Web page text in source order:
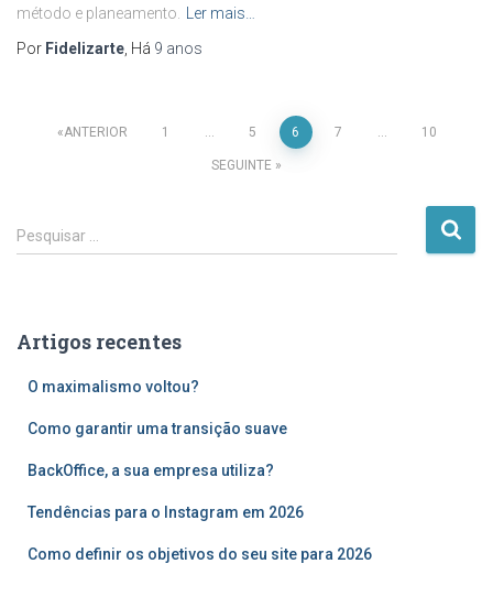
método e planeamento. Ler mais…
Por Fidelizarte, Há 9 anos
Paginação
conteúdos
ANTERIOR 1 … 5 6 7 … 10
SEGUINTE
P
e
i
Pesquisar …
Artigos recentes
O maximalismo voltou?
Como garantir uma transição suave
BackOffice, a sua empresa utiliza?
Tendências para o Instagram em 2026
Como definir os objetivos do seu site para 2026